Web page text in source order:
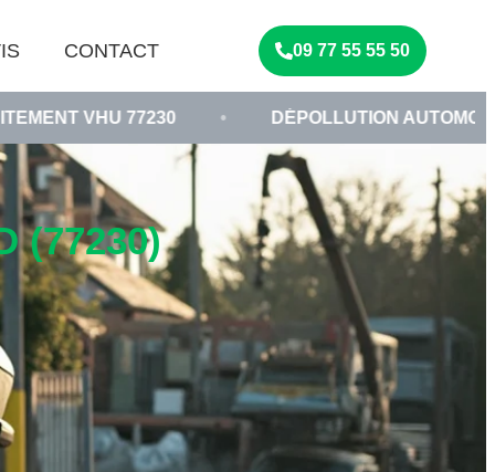
CONTACT 09 77 55 55 50
• DÉPOLLUTION AUTOMOBILE SEINE-ET-
(77230)